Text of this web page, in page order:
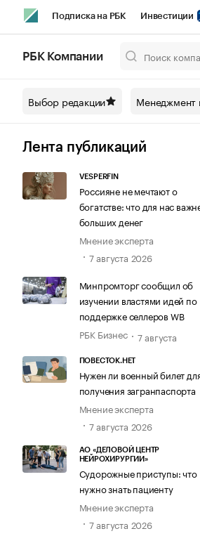
Подписка на РБК Инвестиции
Спецпроекты СПб
Технологии и медиа
РБК Компании
Выбор редакции Менеджмент
Лента публикаций
VESPERFIN
Россияне не мечтают о
богатстве: что для нас
больших денег
Мнение эксперта
7 августа 2026
Минпромторг сообщил об
изучении властями идей по
поддержке селлеров WB
РБК Бизнес
7 августа
ПОВЕСТОК.НЕТ
Нужен ли военный билет
получения загранпаспорта
Мнение эксперта
7 августа 2026
АО «ДЕЛОВОЙ ЦЕНТР
НЕЙРОХИРУРГИИ»
Судорожные приступы: что
нужно знать пациенту
Мнение эксперта
7 августа 2026